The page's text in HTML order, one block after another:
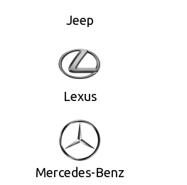
Jeep
Lexus
Mercedes-Benz